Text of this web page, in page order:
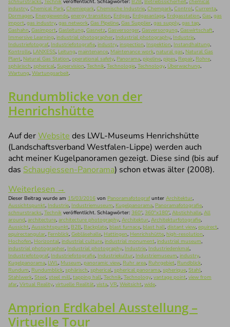
schnurstracks, Technik veröffentlicht. Schlagwörter: B2B, Betriebssicherheit, chemical
industry, Chemical Park, Chemiepark, Chemische Industrie, Chempark, Control, Currenta,
Dormagen, Energiewende, energy transition, Erdgas, Erdgasanlage, Erdgasstation, Gas, gas
import, gas industry, gas network, Gas Pipeline, Gas Supplier, gas supply, gas tap,
Gashahn, Gasimport, Gasleitung, Gasnetz, Gasversorger, Gasversorgung, Gaswirtschaft,
Immersive Learning, industrial photographer, Industrial photography, Industrie,
Industriefotograf, Industriefotografie, industry, inspection, Inspektion, Instandhaltung,
Kontrolle, LANXESS, Leitung, maintenance, Maintenance work, natural gas, Natural Gas
Plant, Natural Gas Station, operational safety, Panorama, pipeline, pipes, Repair, Rohre,
sphärisch, spherical, Supervision, Technik, Technologie, Technology, Überwachung,
Wartung, Wartungsarbeit.
Rundumblicke von der
Henrichshütte
Auf derWebsite des LWL-Museums Henrichshütte
(Landschaftsverband Westfalen-Lippe) werden auch
acht meiner Kugelpanoramen gezeigt. Diese sind (bis auf
das Schaugiessen-Panorama) schon etwas älter (2008).
Weiterlesen →
Dieser Beitrag wurde am 15/03/2016 von Panoramafotografunter Architektur,
Aussichtspunkt, Industrie, Industriemuseum, Kugelpanorama, Panoramafotografie,
schnurstracks, Technik veröffentlicht. Schlagwörter: 360°, 360°x180°, Abstichhalle, All
around, architecture, architecture photography, Architektur, Architekturfotografie,
Aussicht, Aussichtspunkt, B2B, Backplate, blast furnace, blast hall, distant view, equirect,
equirectangular, Fernblick, Gebläsehalle, Hattingen, Henrichshütte, high-resolution,
Hochofen, Horizontal, industrial culture, industrial monument, industrial museum,
industrial photographer, Industrial photography, Industrie, Industriedenkmal,
Industriefotograf, Industriefotografie, Industriekultur, Industriemuseum, industry,
Kugelpanorama, LWL, Museum, panoramic view, Ruhr area, Ruhrgebiet, Rundblick,
Rundum, Rundumblick, sphärisch, spherical, spherical panorama, spherique, Stahl,
Stahlwerk, Steel, steel mill, tapping hall, Technik, Technology, vantage point, view from
afar, Virtual Reality, virtuelle Realität, vista, VR, Weitsicht, wide.
Amprion Erdkabel Ausstellung –
Virtuelle Tour